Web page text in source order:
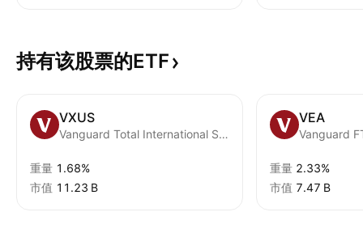
持有该股票的ETF
VXUS
Vanguard Total International Stock ETF
重量 1.68%
市值 ‪11.23 B‬
VEA
重量 2.33%
市值 ‪7.47 B‬